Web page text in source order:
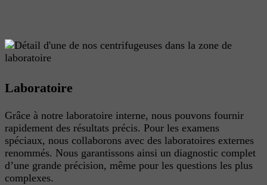
Laboratoire
Grâce à notre laboratoire interne, nous pouvons fournir
rapidement des résultats précis. Pour les examens
spéciaux, nous collaborons avec des laboratoires externes
renommés. Nous garantissons ainsi un diagnostic complet
d’une grande précision, même pour les questions les plus
complexes.